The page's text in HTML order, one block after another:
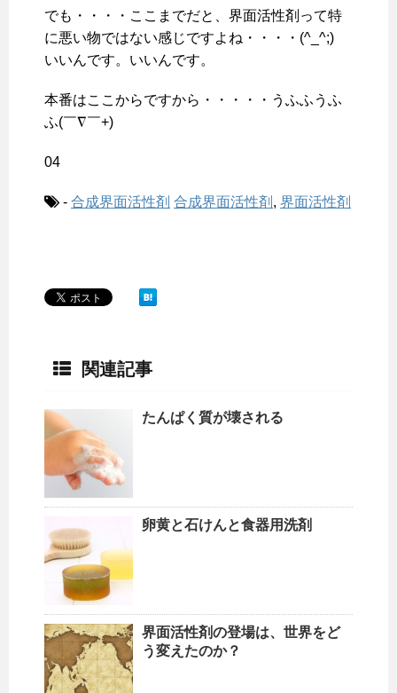
でも・・・・ここまでだと、界面活性剤って特
に悪い物ではない感じですよね・・・・(^_^;)
いいんです。いいんです。
本番はここからですから・・・・・うふふうふ
ふ(￣∇￣+)
04
- 合成界面活性剤 合成界面活性剤 , 界面活性剤
関連記事
たんぱく質が壊される
卵黄と石けんと食器用洗剤
界面活性剤の登場は、世界をど
う変えたのか？